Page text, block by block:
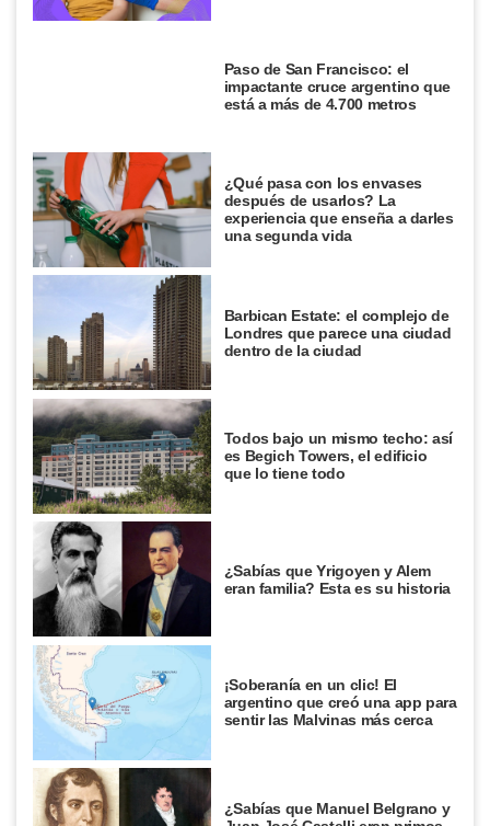
Paso de San Francisco: el
impactante cruce argentino que
está a más de 4.700 metros
¿Qué pasa con los envases
después de usarlos? La
experiencia que enseña a darles
una segunda vida
Barbican Estate: el complejo de
Londres que parece una ciudad
dentro de la ciudad
Todos bajo un mismo techo: así
es Begich Towers, el edificio
que lo tiene todo
¿Sabías que Yrigoyen y Alem
eran familia? Esta es su historia
¡Soberanía en un clic! El
argentino que creó una app para
sentir las Malvinas más cerca
¿Sabías que Manuel Belgrano y